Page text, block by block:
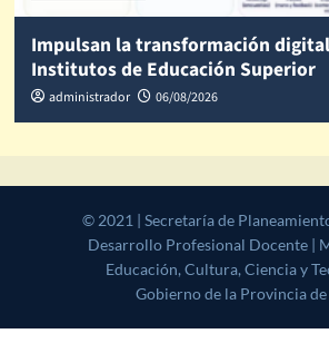
Impulsan la transformación
Institutos de Educación Superior
administrador 06/08/2026
© 2021 | Secretaría de Planeamiento
Profesional Docente | Ministerio de
Tecnología | Gobierno de la Provincia de
themes.